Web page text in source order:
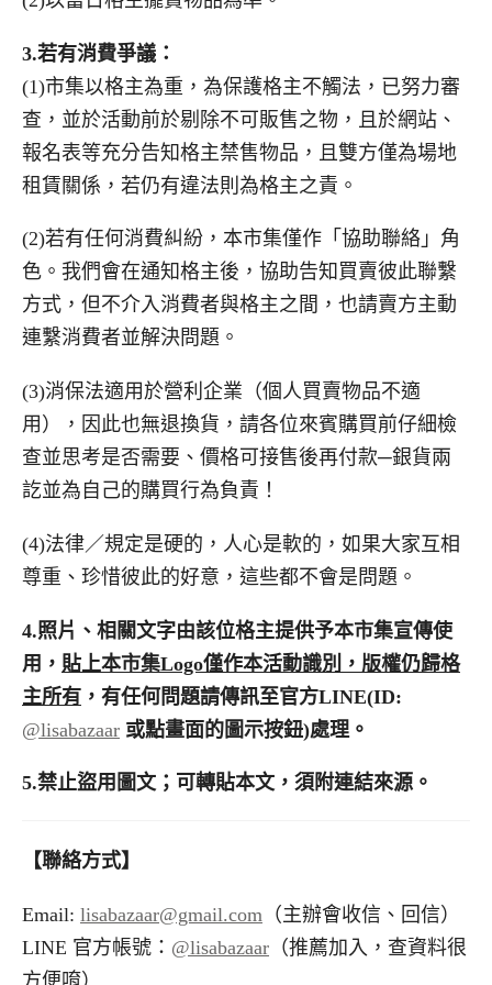
3.若有消費爭議：
(1)市集以格主為重，為保護格主不觸法，已努力審
查，並於活動前於剔除不可販售之物，且於網站、
報名表等充分告知格主禁售物品，且雙方僅為場地
租賃關係，若仍有違法則為格主之責。
(2)若有任何消費糾紛，本市集僅作「協助聯絡」角
色。我們會在通知格主後，協助告知買賣彼此聯繫
方式，但不介入消費者與格主之間，也請賣方主動
連繫消費者並解決問題。
(3)消保法適用於營利企業（個人買賣物品不適
用），因此也無退換貨，請各位來賓購買前仔細檢
查並思考是否需要、價格可接售後再付款─銀貨兩
訖並為自己的購買行為負責！
(4)法律／規定是硬的，人心是軟的，如果大家互相
尊重、珍惜彼此的好意，這些都不會是問題。
4.照片、相關文字由該位格主提供予本市集宣傳使
用， 貼上本市集Logo僅作本活動識別，版權仍歸格
主所有 ，有任何問題請傳訊至官方LINE(ID:
@lisabazaar 或點畫面的圖示按鈕)處理。
5.禁止盜用圖文；可轉貼本文，須附連結來源。
【聯絡方式】
Email: lisabazaar@gmail.com （主辦會收信、回信）
LINE 官方帳號： @lisabazaar （推薦加入，查資料很
方便唷）